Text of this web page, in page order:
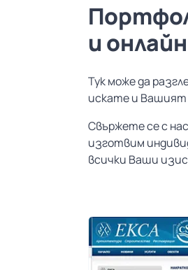
и
Тук може да
искате и Вашият
Свържете се с
изготвим
всички Ваши